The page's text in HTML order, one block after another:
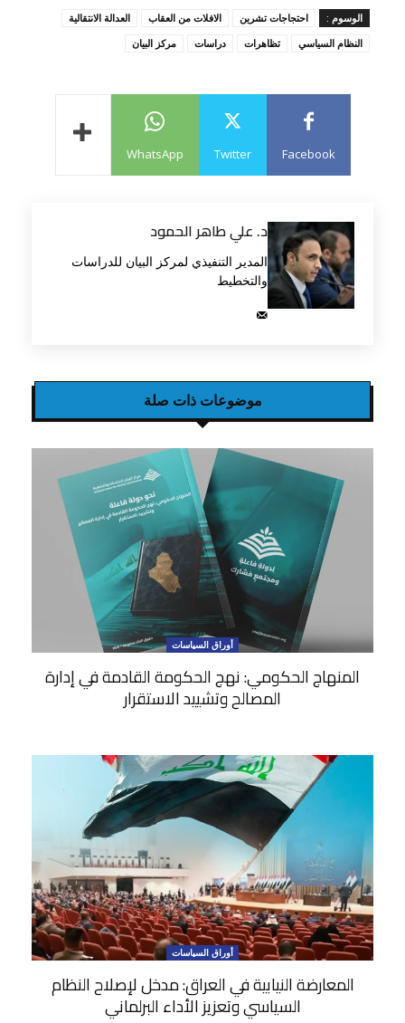
الوسوم : احتجاجات تشرين الافلات من العقاب
العدالة الانتقالية
النظام السياسي
تظاهرات دراسات مركز البيان
Facebook
Twitter
WhatsApp
د. علي طاهر الحمود
المدير التنفيذي لمركز البيان للدراسات
والتخطيط
موضوعات ذات صلة
أوراق السياسات
المنهاج الحكومي: نهج الحكومة القادمة في إدارة
المصالح وتشييد الاستقرار
أوراق السياسات
المعارضة النيابية في العراق: مدخل لإصلاح النظام
السياسي وتعزيز الأداء البرلماني